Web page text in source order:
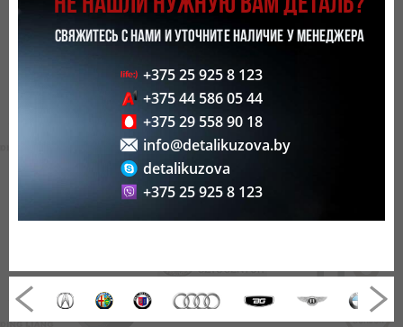
СВЯЖИТЕСЬ С НАМИ И УТОЧНИТЕ НАЛИЧИЕ У МЕНЕДЖЕРА
+375 25 925 8 123
+375 44 586 05 44
+375 29 558 90 18
info@detalikuzova.by
detalikuzova
+375 25 925 8 123